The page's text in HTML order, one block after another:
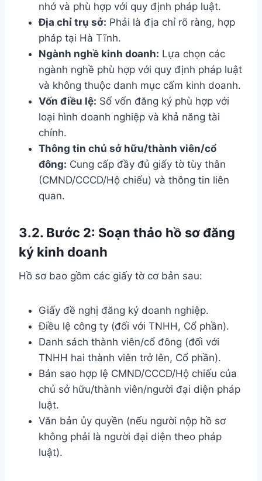
nhớ và phù hợp với quy định pháp luật.
Địa chỉ trụ sở: Phải là địa chỉ rõ ràng, hợp
pháp tại Hà Tĩnh.
Ngành nghề kinh doanh: Lựa chọn các
ngành nghề phù hợp với quy định pháp luật
và không thuộc danh mục cấm kinh doanh.
Vốn điều lệ: Số vốn đăng ký phù hợp với
loại hình doanh nghiệp và khả năng tài
chính.
Thông tin chủ sở hữu/thành viên/cổ
đông: Cung cấp đầy đủ giấy tờ tùy thân
(CMND/CCCD/Hộ chiếu) và thông tin liên
quan.
3.2. Bước 2: Soạn thảo hồ sơ đăng
ký kinh doanh
Hồ sơ bao gồm các giấy tờ cơ bản sau:
Giấy đề nghị đăng ký doanh nghiệp.
Điều lệ công ty (đối với TNHH, Cổ phần).
Danh sách thành viên/cổ đông (đối với
TNHH hai thành viên trở lên, Cổ phần).
Bản sao hợp lệ CMND/CCCD/Hộ chiếu của
chủ sở hữu/thành viên/người đại diện pháp
luật.
Văn bản ủy quyền (nếu người nộp hồ sơ
không phải là người đại diện theo pháp
luật).